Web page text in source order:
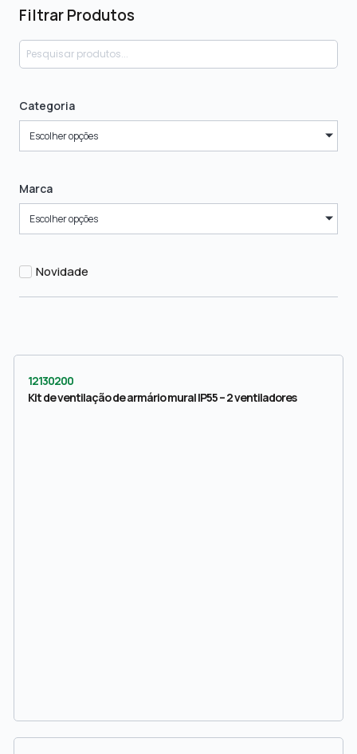
Filtrar Produtos
Categoria
Escolher opções
Marca
Escolher opções
Novidade
12130200
Kit de ventilação de armário mural IP55 – 2 ventiladores